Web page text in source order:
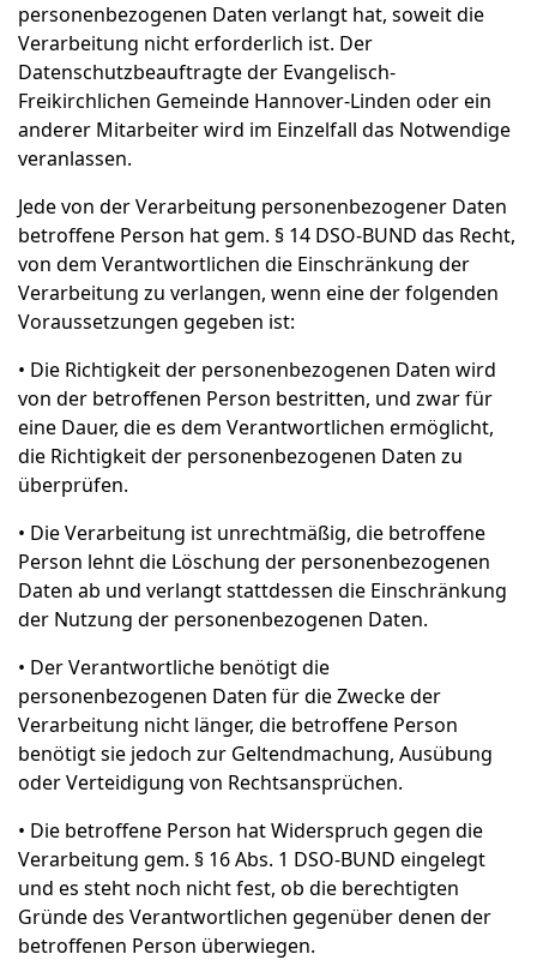
personenbezogenen Daten verlangt hat, soweit die
Verarbeitung nicht erforderlich ist. Der
Datenschutzbeauftragte der Evangelisch-
Freikirchlichen Gemeinde Hannover-Linden oder ein
anderer Mitarbeiter wird im Einzelfall das Notwendige
veranlassen.
Jede von der Verarbeitung personenbezogener Daten
betroffene Person hat gem. § 14 DSO-BUND das Recht,
von dem Verantwortlichen die Einschränkung der
Verarbeitung zu verlangen, wenn eine der folgenden
Voraussetzungen gegeben ist:
• Die Richtigkeit der personenbezogenen Daten wird
von der betroffenen Person bestritten, und zwar für
eine Dauer, die es dem Verantwortlichen ermöglicht,
die Richtigkeit der personenbezogenen Daten zu
überprüfen.
• Die Verarbeitung ist unrechtmäßig, die betroffene
Person lehnt die Löschung der personenbezogenen
Daten ab und verlangt stattdessen die Einschränkung
der Nutzung der personenbezogenen Daten.
• Der Verantwortliche benötigt die
personenbezogenen Daten für die Zwecke der
Verarbeitung nicht länger, die betroffene Person
benötigt sie jedoch zur Geltendmachung, Ausübung
oder Verteidigung von Rechtsansprüchen.
• Die betroffene Person hat Widerspruch gegen die
Verarbeitung gem. § 16 Abs. 1 DSO-BUND eingelegt
und es steht noch nicht fest, ob die berechtigten
Gründe des Verantwortlichen gegenüber denen der
betroffenen Person überwiegen.